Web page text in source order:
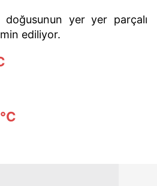
yer yer parçalı
ediliyor.